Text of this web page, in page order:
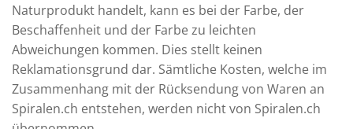
Naturprodukt handelt, kann es bei der Farbe, der
Beschaffenheit und der Farbe zu leichten
Abweichungen kommen. Dies stellt keinen
Reklamationsgrund dar. Sämtliche Kosten, welche im
Zusammenhang mit der Rücksendung von Waren an
Spiralen.ch entstehen, werden nicht von Spiralen.ch